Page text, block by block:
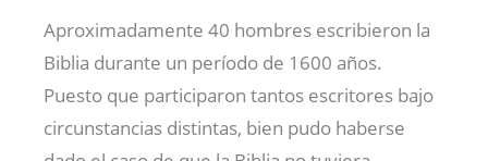
Aproximadamente 40 hombres escribieron la
Biblia durante un período de 1600 años.
Puesto que participaron tantos escritores bajo
circunstancias distintas, bien pudo haberse